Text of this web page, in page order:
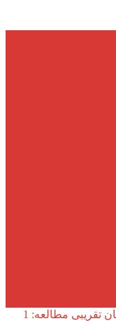
زمان تقریبی مطالعه: 1